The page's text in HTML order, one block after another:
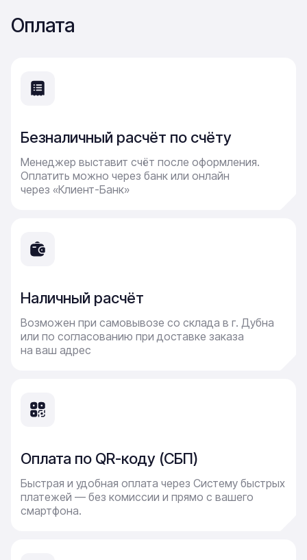
Оплата
Безналичный расчёт по счёту
Менеджер выставит счёт после оформления.
Оплатить можно через банк или онлайн
через «Клиент-Банк»
Наличный расчёт
Возможен при самовывозе со склада в г. Дубна
или по согласованию при доставке заказа
на ваш адрес
Оплата по QR-коду (СБП)
Быстрая и удобная оплата через Систему быстрых
платежей — без комиссии и прямо с вашего
смартфона.